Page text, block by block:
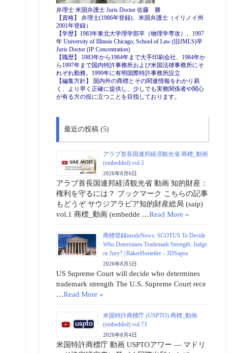
弁理士 米国弁護士 Juris Doctor 佐藤 勝
【資格】 弁理士(1986年登録)、米国弁護士（イリノイ州
2001年登録）
【学歴】1983年東北大学理学部卒（物理学専攻）、1997
年 University of Illinois Chicago, School of Law (旧JMLS)卒
Juris Doctor (IP Concentration)
【職歴】 1983年から1984年まで大手印刷会社、1984年か
ら1997年まで国内特許事務所および米国法律事務所にそ
れぞれ勤務。1999年に有明国際特許事務所設立
【編集方針】 国内外の商標とその関連情報をわかり易
く、より早く正確に提供し、少しでも実務関係者や関心
が有る方の役に立つことを目指しております。
最近の投稿 (5)
アラブ首長国連邦経済観光省 商標_動画
(embedded) vol.3
2026年8月6日
アラブ首長国連邦経済観光省 動画 知的財産：
権利を守るには？ ブックマーク こちらの記事
もどうぞ サウジアラビア知的財産総局 (saip)
vol.1 商標_動画 (embedde …Read More »
商標登録insideNews: SCOTUS To Decide
Who Determines Trademark Strength: Judge
or Jury? | BakerHostetler – JDSupra
2026年8月5日
US Supreme Court will decide who determines
trademark strength The U.S. Supreme Court rece
…Read More »
米国特許商標庁 (USPTO) 商標_動画
(embedded) vol.73
2026年8月4日
米国特許商標庁 動画 USPTOアワー ― マドリ